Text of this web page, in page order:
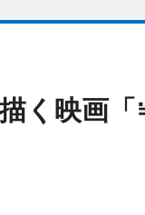
く映画